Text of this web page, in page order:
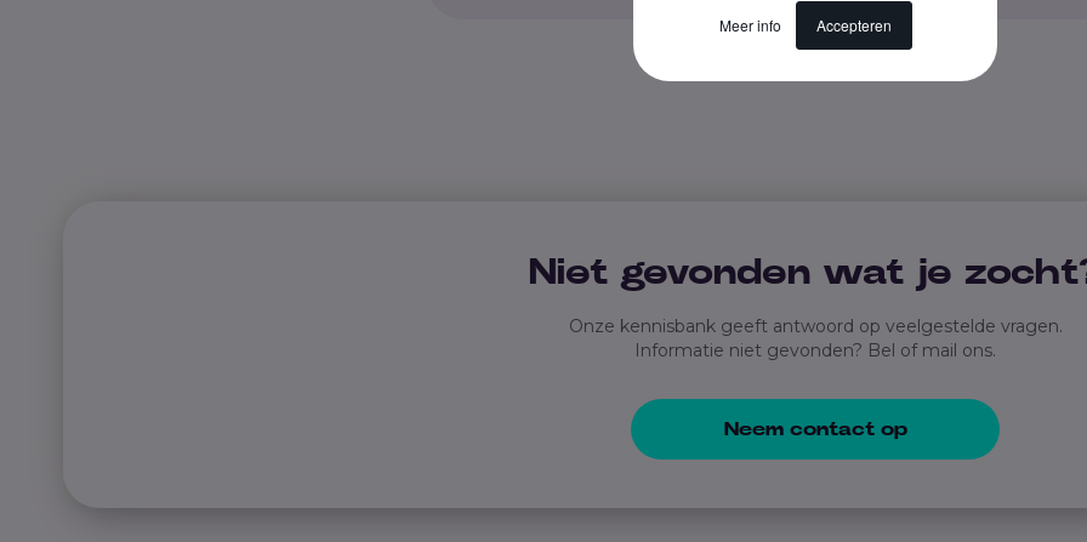
Meer info Accepteren
Niet gevonden wat je
Onze kennisbank geeft antwoord op veelgestelde vragen.
Informatie niet gevonden? Bel of mail ons.
Neem contact op